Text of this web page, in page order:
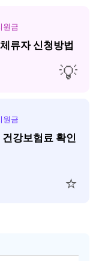
원금
류자 신청방법
💡
원금
건강보험료 확인
⭐